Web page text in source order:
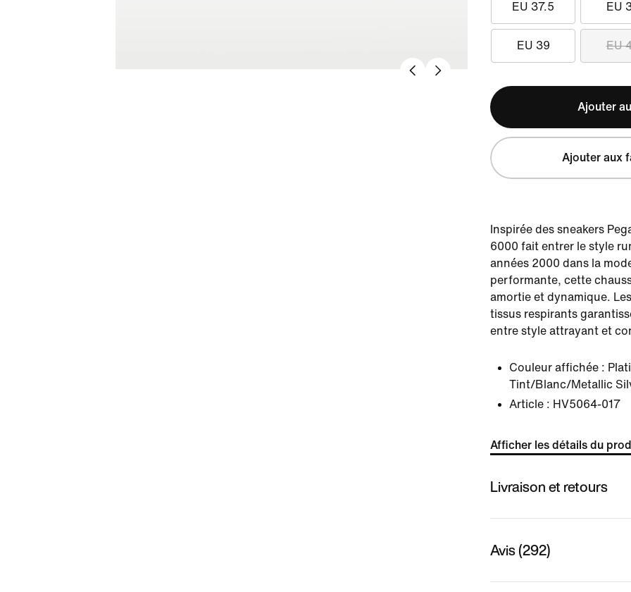
EU 37.5 EU
EU 39 EU
Ajouter
Ajouter aux
Inspirée des sneakers
6000 fait entrer le style
années 2000 dans la
performante, cette
amortie et dynamique.
tissus respirants
entre style attrayant et
Couleur affichée :
Tint/Blanc/Metallic
Article : HV5064-017
Afficher les détails du
Livraison et retours
Avis (292)